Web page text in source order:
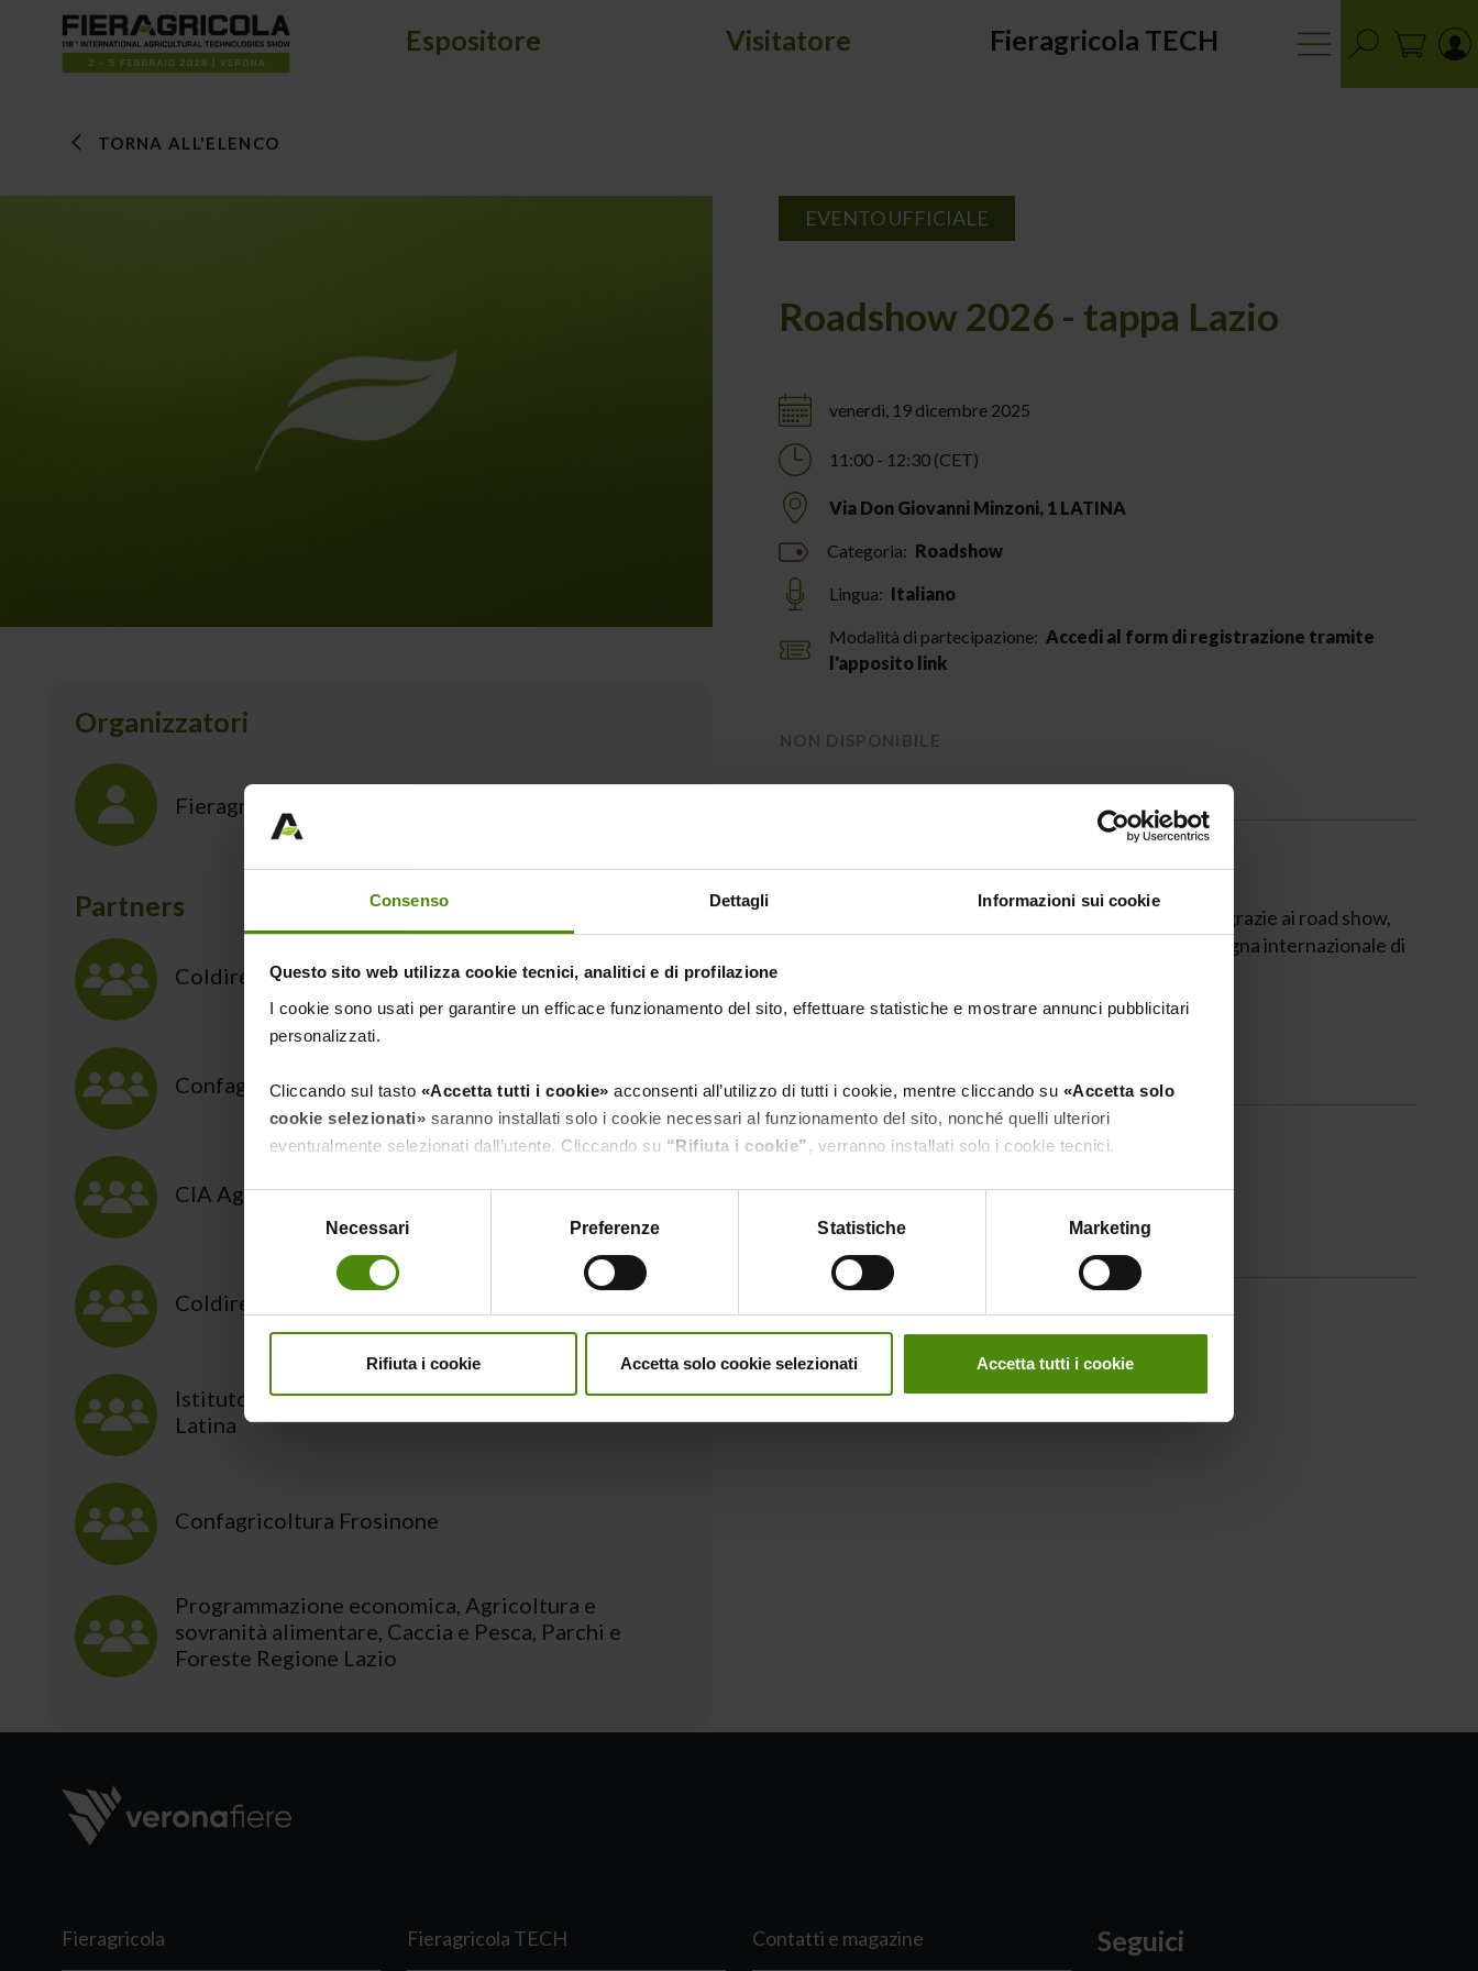
Consenso Dettagli Informazioni sui cookie
Questo sito web utilizza cookie tecnici, analitici e di profilazione
I cookie sono usati per garantire un efficace funzionamento del sito, effettuare statistiche e mostrare annunci pubblicitari
personalizzati.
Cliccando sul tasto «Accetta tutti i cookie» acconsenti all’utilizzo di tutti i cookie, mentre cliccando su «Accetta solo
cookie selezionati» saranno installati solo i cookie necessari al funzionamento del sito, nonché quelli ulteriori
eventualmente selezionati dall’utente. Cliccando su “Rifiuta i cookie”, verranno installati solo i cookie tecnici.
presente sito.
qui per visualizzare l’informativa privacy.
Necessari Preferenze Statistiche Marketing
Rifiuta i cookie Accetta solo cookie selezionati Accetta tutti i cookie
Espositore Visitatore Fieragricola TECH
TORNA ALL'ELENCO
Organizzatori
Fieragricola
Partners
Coldiretti Latina
Confagricoltura Latina
CIA Agricoltori Italiani Latina
Coldiretti Frosinone
Istituto di Istruzione Superiore San Benedetto
Latina
Confagricoltura Frosinone
Programmazione economica, Agricoltura e
sovranità alimentare, Caccia e Pesca, Parchi e
Foreste Regione Lazio
EVENTO UFFICIALE
Roadshow 2026 - tappa Lazio
venerdì, 19 dicembre 2025
11:00 - 12:30 (CET)
Via Don Giovanni Minzoni, 1 LATINA
Categoria: Roadshow
Lingua: Italiano
Modalità di partecipazione: Accedi al form di registrazione tramite
l'apposito link
NON DISPONIBILE
Descrizione
Fieragricola arriva nel Centro-Sud Italia e nelle Isole grazie ai road show,
per rinsaldare i rapporti sempre più stretti della rassegna internazionale di
Tappa: Lazio
Documenti allegati
Road Show Fieragricola LAZIO 19 12 25
Condividi su:
Fieragricola Fieragricola TECH Contatti e magazine Seguici